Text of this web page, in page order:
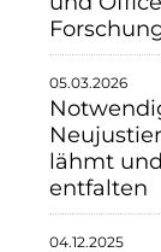
05.03.2026
lähmt
entfalten
04.12.2025